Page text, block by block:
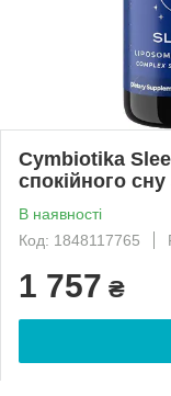
Cymbiotika
спокійного
В наявності
Код: 1848117765
1 757 ₴